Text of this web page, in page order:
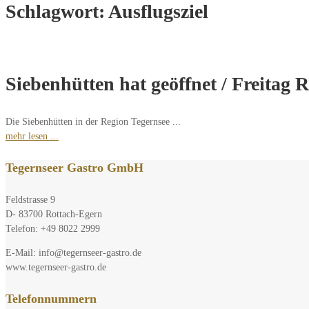
Schlagwort: Ausflugsziel
Siebenhütten hat geöffnet / Freitag
Die Siebenhütten in der Region Tegernsee ...
mehr lesen ...
Tegernseer Gastro GmbH
Feldstrasse 9
D- 83700 Rottach-Egern
Telefon: +49 8022 2999
E-Mail: info@tegernseer-gastro.de
www.tegernseer-gastro.de
Telefonnummern